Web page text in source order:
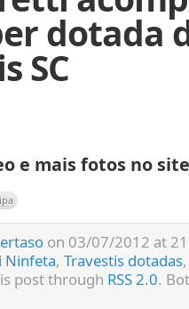
dotada
SC
e mais fotos no
on 03/07/2012 at
Ninfeta, Travestis dotadas
post through RSS 2.0.